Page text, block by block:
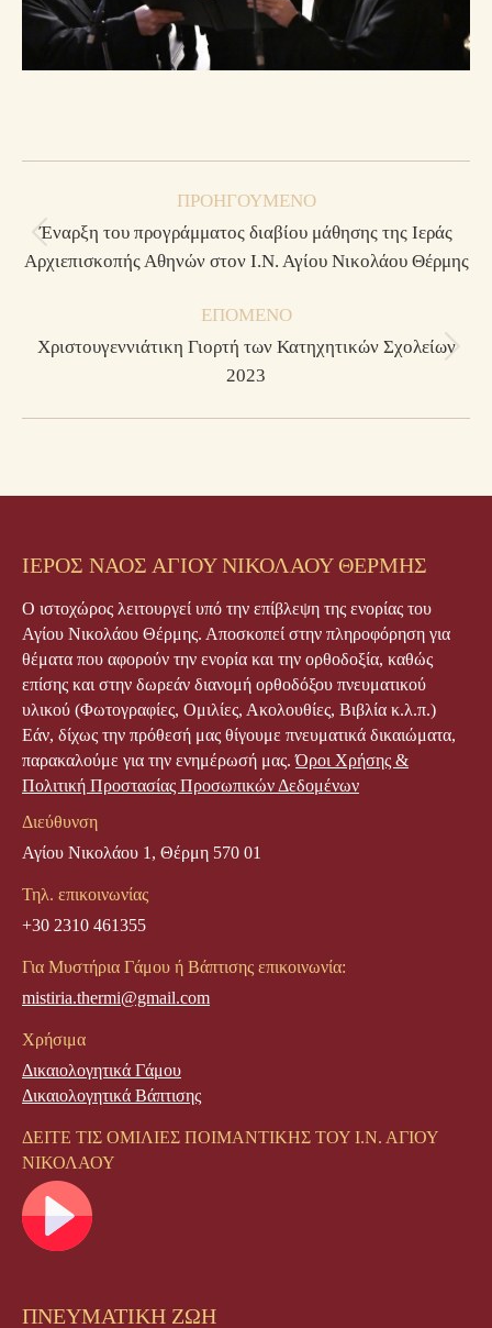
navigation
ΠΡΟΗΓΟΎΜΕΝΟ
Previous
Έναρξη του προγράμματος διαβίου μάθησης της Ιεράς
Αρχιεπισκοπής Αθηνών στον Ι.Ν. Αγίου Νικολάου Θέρμης
ΕΠΌΜΕΝΟ
Next
Χριστουγεννιάτικη Γιορτή των Κατηχητικών Σχολείων
2023
ΙΕΡΟΣ ΝΑΟΣ ΑΓΙΟΥ ΝΙΚΟΛΑΟΥ ΘΕΡΜΗΣ
Ο ιστοχώρος λειτουργεί υπό την επίβλεψη της ενορίας του
Αγίου Νικολάου Θέρμης. Αποσκοπεί στην πληροφόρηση για
θέματα που αφορούν την ενορία και την ορθοδοξία, καθώς
επίσης και στην δωρεάν διανομή ορθοδόξου πνευματικού
υλικού (Φωτογραφίες, Ομιλίες, Ακολουθίες, Βιβλία κ.λ.π.)
Εάν, δίχως την πρόθεσή μας θίγουμε πνευματικά δικαιώματα,
παρακαλούμε για την ενημέρωσή μας.Όροι Χρήσης &
Πολιτική Προστασίας Προσωπικών Δεδομένων
Διεύθυνση
Αγίου Νικολάου 1, Θέρμη 570 01
Τηλ. επικοινωνίας
+30 2310 461355
Για Μυστήρια Γάμου ή Βάπτισης επικοινωνία:
mistiria.thermi@gmail.com
Χρήσιμα
Δικαιολογητικά Γάμου
Δικαιολογητικά Βάπτισης
ΔΕΙΤΕ ΤΙΣ ΟΜΙΛΙΕΣ ΠΟΙΜΑΝΤΙΚΗΣ ΤΟΥ Ι.Ν. ΑΓΙΟΥ
ΝΙΚΟΛΑΟΥ
ΠΝΕΥΜΑΤΙΚΗ ΖΩΗ